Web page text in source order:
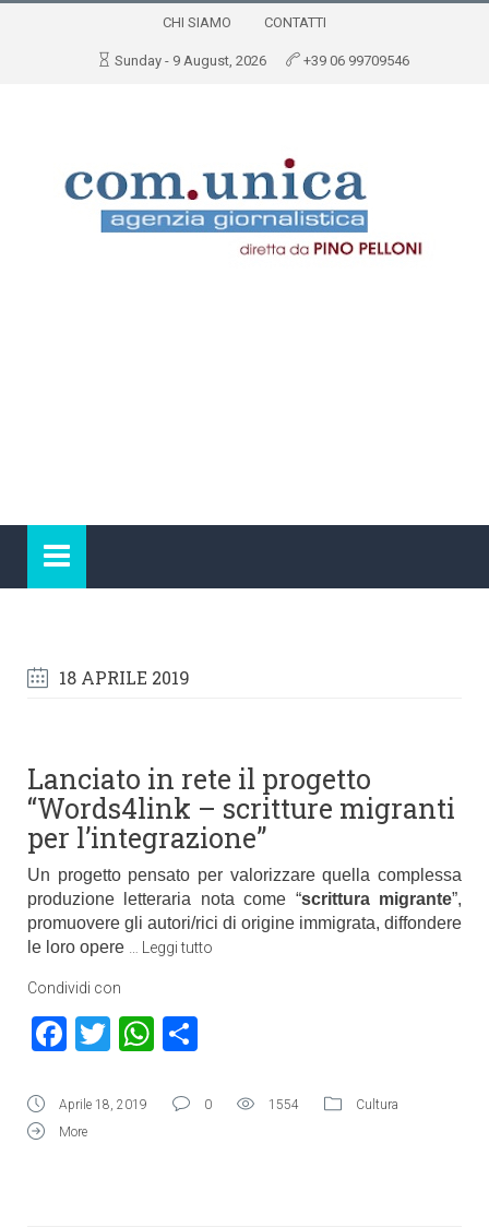
CHI SIAMO CONTATTI
Sunday - 9 August, 2026 +39 06 99709546
18 APRILE 2019
Lanciato in rete il progetto
“Words4link – scritture migranti
per l’integrazione”
Un progetto pensato per valorizzare quella complessa
produzione letteraria nota come “scrittura migrante”,
promuovere gli autori/rici di origine immigrata, diffondere
le loro opere
Leggi tutto
Condividi con
Facebook
TwitterWhatsApp
Aprile 18, 2019 0 1554
Cultura
More